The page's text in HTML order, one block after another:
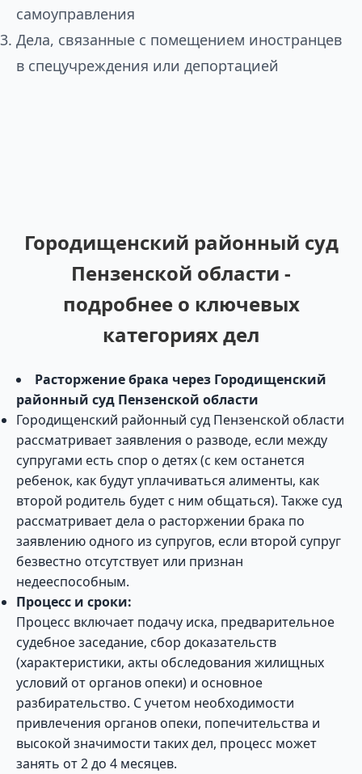
самоуправления
Дела, связанные с помещением иностранцев
в спецучреждения или депортацией
Городищенский районный суд
Пензенской области -
подробнее о ключевых
категориях дел
Расторжение брака через Городищенский
районный суд Пензенской области
Городищенский районный суд Пензенской области
рассматривает заявления о разводе, если между
супругами есть спор о детях (с кем останется
ребенок, как будут уплачиваться алименты, как
второй родитель будет с ним общаться). Также суд
рассматривает дела о расторжении брака по
заявлению одного из супругов, если второй супруг
безвестно отсутствует или признан
недееспособным.
Процесс и сроки:
Процесс включает подачу иска, предварительное
судебное заседание, сбор доказательств
(характеристики, акты обследования жилищных
условий от органов опеки) и основное
разбирательство. С учетом необходимости
привлечения органов опеки, попечительства и
высокой значимости таких дел, процесс может
занять от 2 до 4 месяцев.